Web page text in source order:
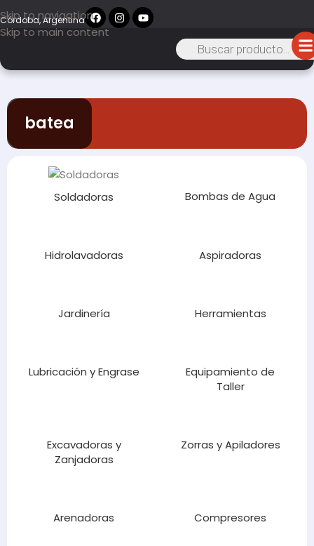
Skip to navigation
Skip to main content
Córdoba, Argentina
batea
Soldadoras Bombas de Agua
Hidrolavadoras Aspiradoras
Jardinería Herramientas
Lubricación y Engrase
Equipamiento de
Taller
Excavadoras y
Zanjadoras
Zorras y Apiladores
Arenadoras Compresores